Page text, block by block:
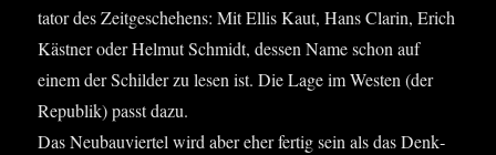
ta­tor des Zeit­ge­sche­hens: Mit Ellis Kaut, Hans Cla­rin, Erich
Käst­ner oder Hel­mut Schmidt, des­sen Name schon auf
einem der Schil­der zu lesen ist. Die Lage im Wes­ten (der
Repu­blik) passt dazu.
Das Neu­bau­vier­tel wird aber eher fer­tig sein als das Denk­